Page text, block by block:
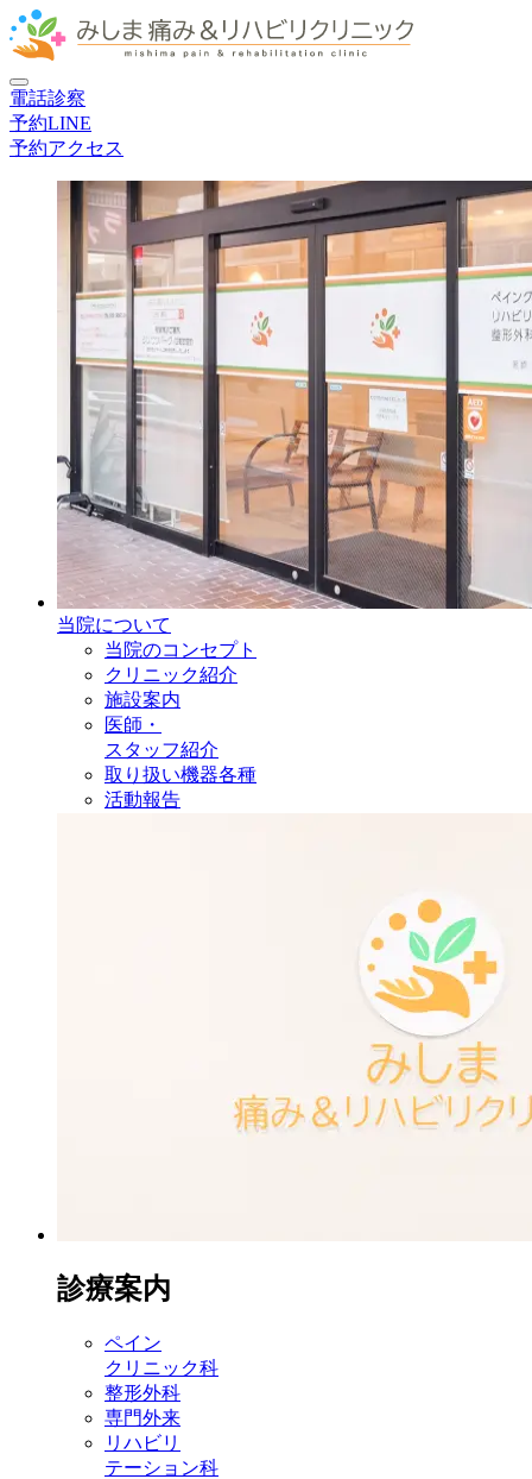
電話診察
予約LINE
予約アクセス
当院について
当院のコンセプト
クリニック紹介
施設案内
医師・
スタッフ紹介
取り扱い機器各種
活動報告
診療案内
ペイン
クリニック科
整形外科
専門外来
リハビリ
テーション科